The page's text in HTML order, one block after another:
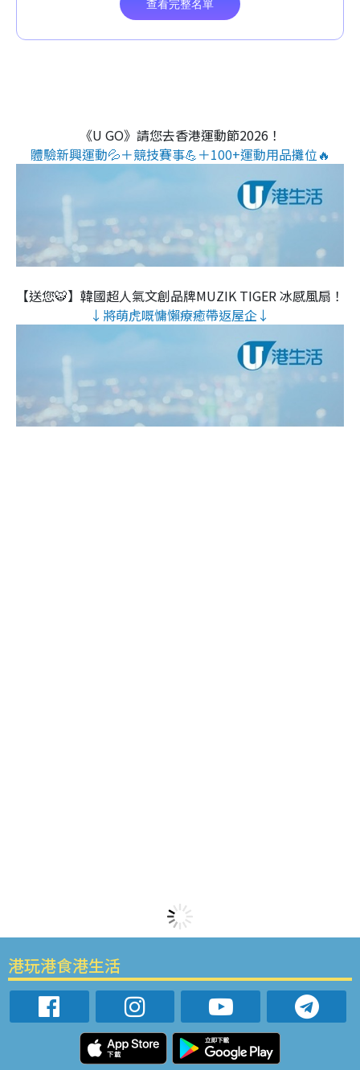
《U GO》請您去香港運動節2026！
體驗新興運動💦＋競技賽事💪＋100+運動用品攤位🔥
【送您🐯】韓國超人氣文創品牌MUZIK TIGER 冰感風扇！
↓將萌虎嘅慵懶療癒帶返屋企↓
港玩港食港生活